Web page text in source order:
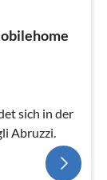
sich in der
Abruzzi.